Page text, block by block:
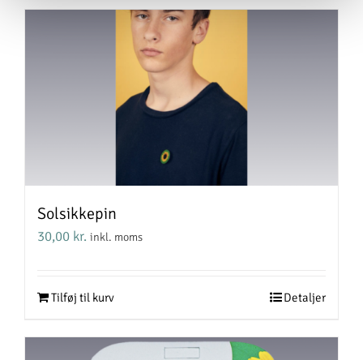
Solsikkepin
30,00 kr. inkl. moms
Tilføj til kurv Detaljer